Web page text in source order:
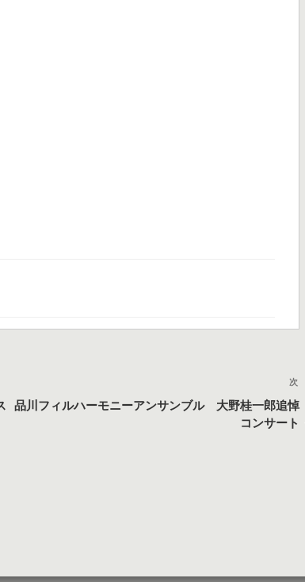
の
次
品川フィルハーモニーアンサンブル 大野桂一郎追悼
コンサート